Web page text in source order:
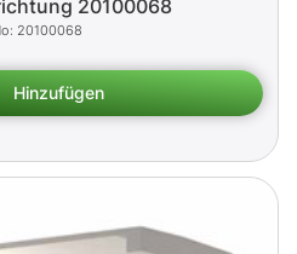
20100068
20100068